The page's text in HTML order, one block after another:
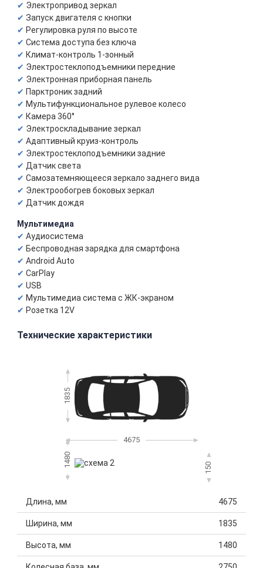
Электропривод зеркал
Запуск двигателя с кнопки
Регулировка руля по высоте
Система доступа без ключа
Климат-контроль 1-зонный
Электростеклоподъемники передние
Электронная приборная панель
Парктроник задний
Мультифункциональное рулевое колесо
Камера 360°
Электроскладывание зеркал
Адаптивный круиз-контроль
Электростеклоподъемники задние
Датчик света
Самозатемняющееся зеркало заднего вида
Электрообогрев боковых зеркал
Датчик дождя
Мультимедиа
Аудиосистема
Беспроводная зарядка для смартфона
Android Auto
CarPlay
USB
Мультимедиа система с ЖК-экраном
Розетка 12V
Технические характеристики
1835
4675
1480 150
Длина, мм 4675
Ширина, мм 1835
Высота, мм 1480